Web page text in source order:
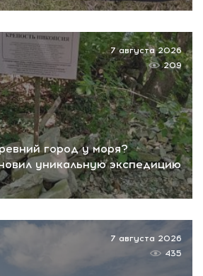
город у моря?
уникальную экспедицию
7 августа 2026
209
7 августа 2026
435